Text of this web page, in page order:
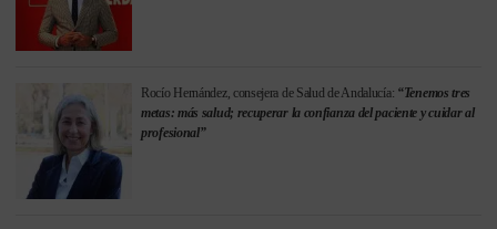
Rocío Hernández, consejera de Salud de Andalucía: “Tenemos tres
metas: más salud; recuperar la confianza del paciente y cuidar al
profesional”